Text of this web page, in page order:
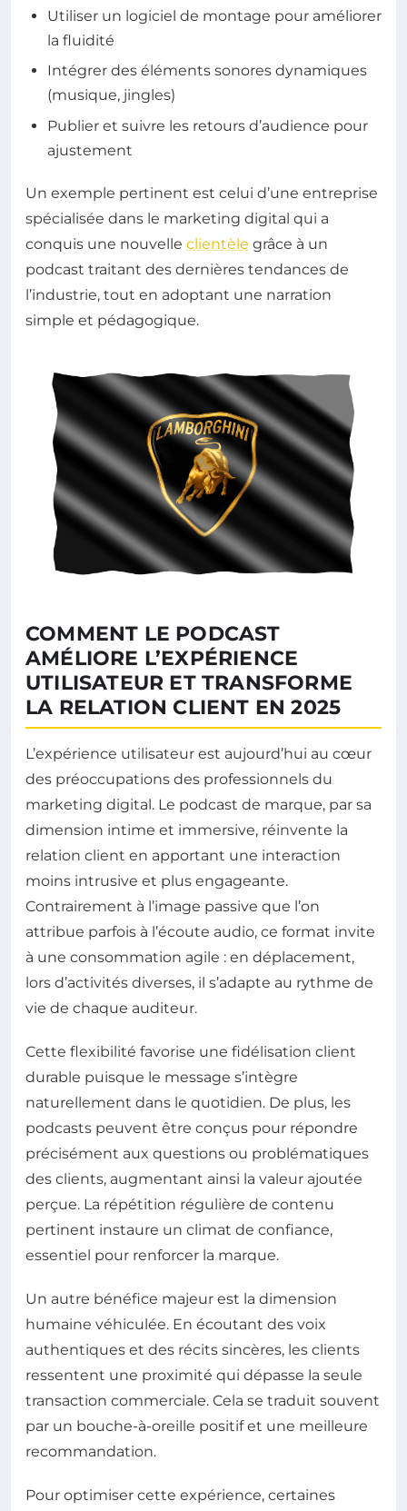
Utiliser un logiciel de montage pour améliorer
la fluidité
Intégrer des éléments sonores dynamiques
(musique, jingles)
Publier et suivre les retours d’audience pour
ajustement
Un exemple pertinent est celui d’une entreprise
spécialisée dans le marketing digital qui a
conquis une nouvelle clientèle grâce à un
podcast traitant des dernières tendances de
l’industrie, tout en adoptant une narration
simple et pédagogique.
COMMENT LE PODCAST
AMÉLIORE L’EXPÉRIENCE
UTILISATEUR ET TRANSFORME
LA RELATION CLIENT EN 2025
L’expérience utilisateur est aujourd’hui au cœur
des préoccupations des professionnels du
marketing digital. Le podcast de marque, par sa
dimension intime et immersive, réinvente la
relation client en apportant une interaction
moins intrusive et plus engageante.
Contrairement à l’image passive que l’on
attribue parfois à l’écoute audio, ce format invite
à une consommation agile : en déplacement,
lors d’activités diverses, il s’adapte au rythme de
vie de chaque auditeur.
Cette flexibilité favorise une fidélisation client
durable puisque le message s’intègre
naturellement dans le quotidien. De plus, les
podcasts peuvent être conçus pour répondre
précisément aux questions ou problématiques
des clients, augmentant ainsi la valeur ajoutée
perçue. La répétition régulière de contenu
pertinent instaure un climat de confiance,
essentiel pour renforcer la marque.
Un autre bénéfice majeur est la dimension
humaine véhiculée. En écoutant des voix
authentiques et des récits sincères, les clients
ressentent une proximité qui dépasse la seule
transaction commerciale. Cela se traduit souvent
par un bouche-à-oreille positif et une meilleure
recommandation.
Pour optimiser cette expérience, certaines